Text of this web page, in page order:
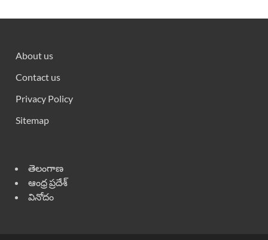
About us
Contact us
Privacy Policy
Sitemap
తెలంగాణ
ఆంధ్ర ప్రదేశ్
వినోదం